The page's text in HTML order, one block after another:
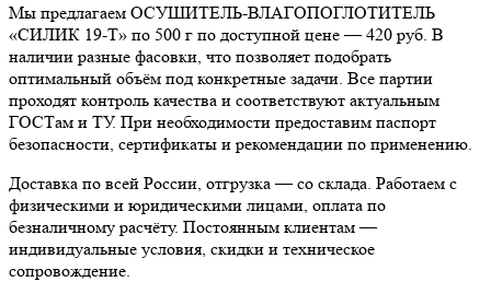
Мы предлагаем ОСУШИТЕЛЬ-ВЛАГОПОГЛОТИТЕЛЬ
«СИЛИК 19-Т» по 500 г по доступной цене — 420 руб. В
наличии разные фасовки, что позволяет подобрать
оптимальный объём под конкретные задачи. Все партии
проходят контроль качества и соответствуют актуальным
ГОСТам и ТУ. При необходимости предоставим паспорт
безопасности, сертификаты и рекомендации по применению.
Доставка по всей России, отгрузка — со склада. Работаем с
физическими и юридическими лицами, оплата по
безналичному расчёту. Постоянным клиентам —
индивидуальные условия, скидки и техническое
сопровождение.